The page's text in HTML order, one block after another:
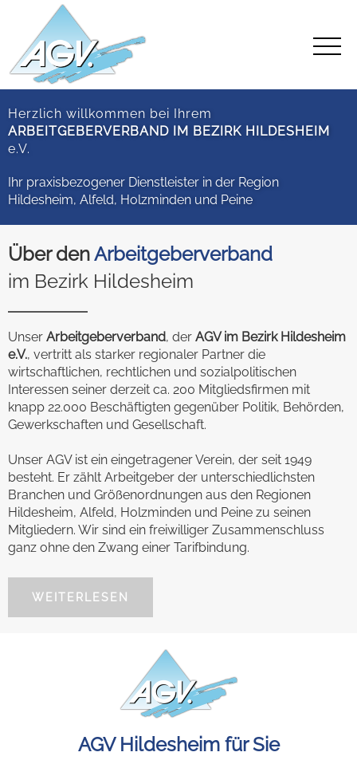
Herzlich willkommen bei Ihrem
ARBEITGEBERVERBAND IM BEZIRK HILDESHEIM
e.V.
Ihr praxisbezogener Dienstleister in der Region
Hildesheim, Alfeld, Holzminden und Peine
Über denArbeitgeberverband
im Bezirk Hildesheim
Unser Arbeitgeberverband, der AGV im Bezirk Hildesheim
e.V., vertritt als starker regionaler Partner die
wirtschaftlichen, rechtlichen und sozialpolitischen
Interessen seiner derzeit ca. 200 Mitgliedsfirmen mit
knapp 22.000 Beschäftigten gegenüber Politik, Behörden,
Gewerkschaften und Gesellschaft.
Unser AGV ist ein eingetragener Verein, der seit 1949
besteht. Er zählt Arbeitgeber der unterschiedlichsten
Branchen und Größenordnungen aus den Regionen
Hildesheim, Alfeld, Holzminden und Peine zu seinen
Mitgliedern. Wir sind ein freiwilliger Zusammenschluss
ganz ohne den Zwang einer Tarifbindung.
WEITERLESEN
AGV Hildesheim für Sie